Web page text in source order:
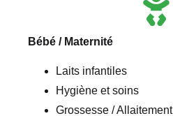
Bébé / Maternité
Laits infantiles
Hygiène et soins
Grossesse / Allaitement